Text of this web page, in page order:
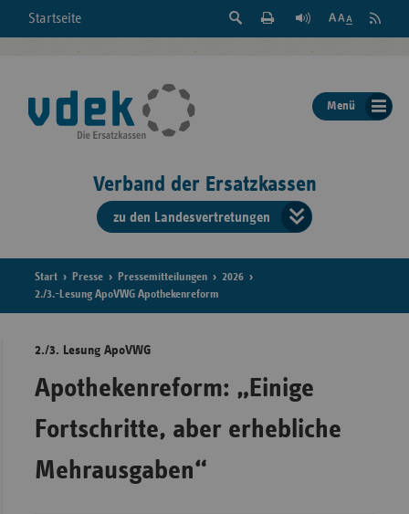
Startseite
Suche
der
Seite
Feed
Menü
Verband der Ersatzkassen
zu den Landesvertretungen
der
Start Presse Pressemitteilungen
2026
2./3.-Lesung ApoVWG Apothekenreform
2./3. Lesung ApoVWG
Apothekenreform: „Einige
Fortschritte, aber erhebliche
Mehrausgaben“